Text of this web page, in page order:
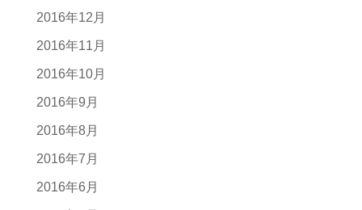
2016年12月
2016年11月
2016年10月
2016年9月
2016年8月
2016年7月
2016年6月